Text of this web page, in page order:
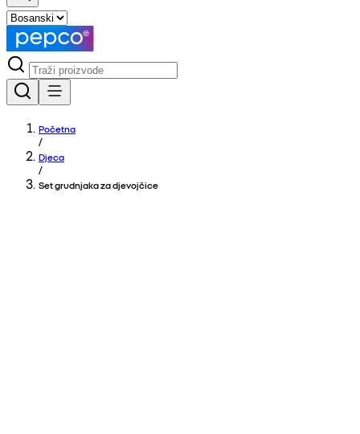
Početna
/
Djeca
/
Set grudnjaka za djevojčice